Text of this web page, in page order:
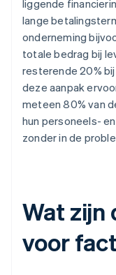
liggende
lange
onderneming
totale bedrag bij
resterende 20%
deze aanpak
meteen 80% van
hun personeels-
zonder in de
Wat zijn
voor